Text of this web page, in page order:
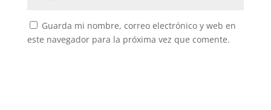
Guarda mi nombre, correo electrónico y web en
este navegador para la próxima vez que comente.